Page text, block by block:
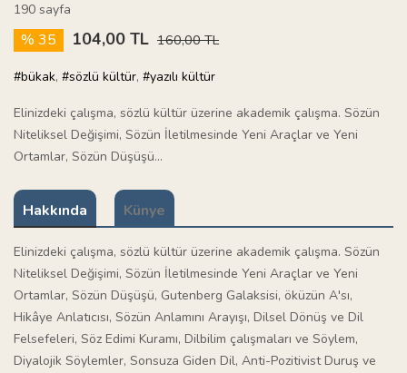
190 sayfa
% 35 104,00 TL 160,00 TL
#bükak, #sözlü kültür, #yazılı kültür
Elinizdeki çalışma, sözlü kültür üzerine akademik çalışma. Sözün
Niteliksel Değişimi, Sözün İletilmesinde Yeni Araçlar ve Yeni
Ortamlar, Sözün Düşüşü...
Hakkında Künye
Elinizdeki çalışma, sözlü kültür üzerine akademik çalışma. Sözün
Niteliksel Değişimi, Sözün İletilmesinde Yeni Araçlar ve Yeni
Ortamlar, Sözün Düşüşü, Gutenberg Galaksisi, öküzün A'sı,
Hikâye Anlatıcısı, Sözün Anlamını Arayışı, Dilsel Dönüş ve Dil
Felsefeleri, Söz Edimi Kuramı, Dilbilim çalışmaları ve Söylem,
Diyalojik Söylemler, Sonsuza Giden Dil, Anti-Pozitivist Duruş ve